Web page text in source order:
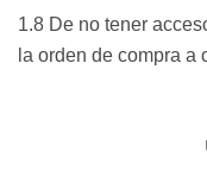
1.8 De no tener
la orden de compra a